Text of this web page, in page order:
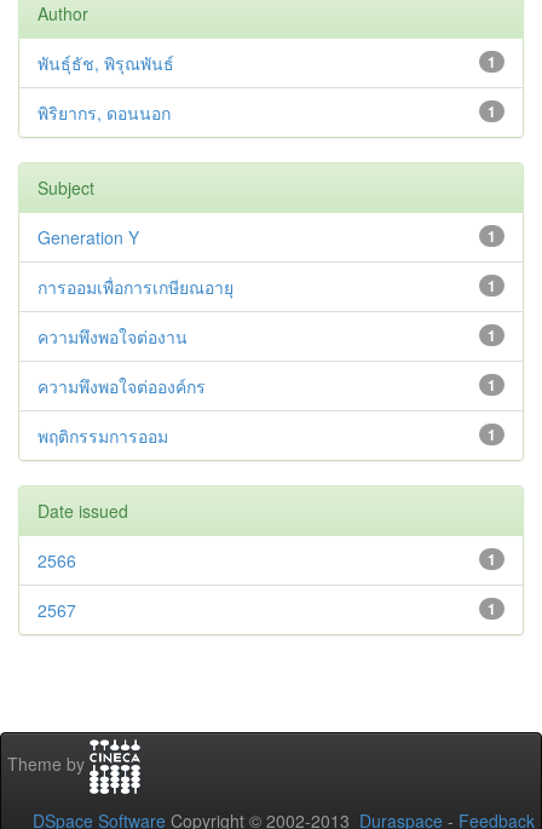
Author
1
พันธุ์ธัช, พิรุณพันธ์
1
พิริยากร, ดอนนอก
Subject
1
Generation Y
1
การออมเพื่อการเกษียณอายุ
1
ความพึงพอใจต่องาน
1
ความพึงพอใจต่อองค์กร
1
พฤติกรรมการออม
Date issued
1
2566
1
2567
Theme by
DSpace Software Copyright © 2002-2013 Duraspace - Feedback